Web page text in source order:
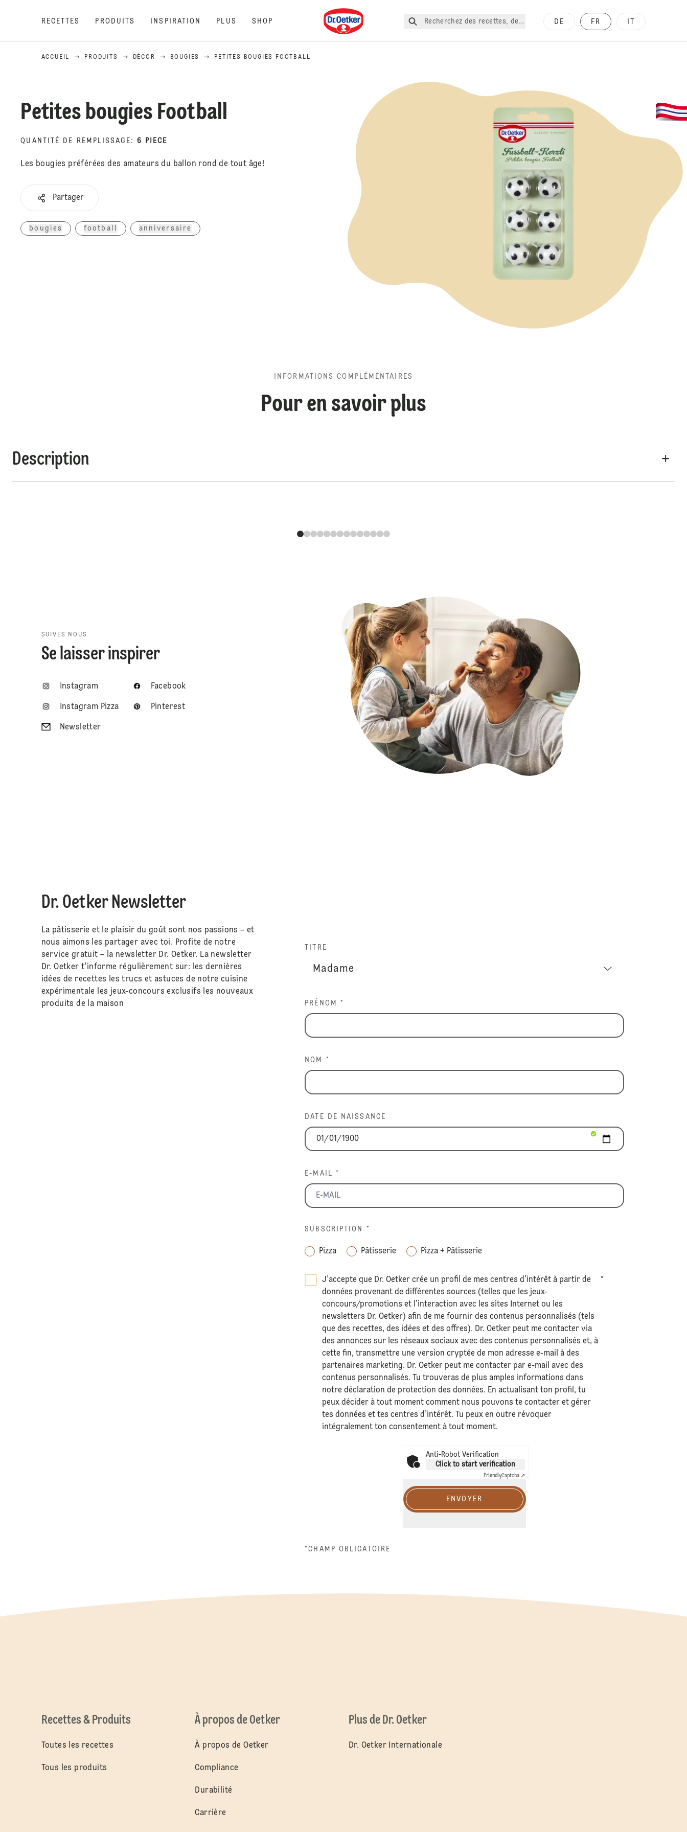
RECETTES PRODUITS INSPIRATION PLUS SHOP
Dr. Oetker
Recherchez des recettes, des produits, etc.
DE FR
ACCUEIL PRODUITS DÉCOR BOUGIES PETITES BOUGIES FOOTBALL
Petites bougies Football
QUANTITÉ DE REMPLISSAGE : 6 PIECE
Les bougies préférées des amateurs du ballon rond de tout âge!
Partager
bougies football anniversaire
INFORMATIONS COMPLÉMENTAIRES
Pour en savoir plus
Description
SUIVES NOUS
Se laisser inspirer
Instagram Facebook
Instagram Pizza Pinterest
Newsletter
Dr. Oetker Newsletter
La pâtisserie et le plaisir du goût sont nos passions – et
nous aimons les partager avec toi. Profite de notre
service gratuit – la newsletter Dr. Oetker. La newsletter
Dr. Oetker t'informe régulièrement sur: les dernières
idées de recettes les trucs et astuces de notre cuisine
expérimentale les jeux-concours exclusifs les nouveaux
produits de la maison
TITRE
PRÉNOM *
NOM *
DATE DE NAISSANCE
E-MAIL *
SUBSCRIPTION *
Pizza Pâtisserie Pizza + Pâtisserie
J’accepte que Dr. Oetker crée un profil de mes centres d’intérêt à partir de
données provenant de différentes sources (telles que les jeux-
concours/promotions et l’interaction avec les sites Internet ou les
newsletters Dr. Oetker) afin de me fournir des contenus personnalisés (tels
que des recettes, des idées et des offres). Dr. Oetker peut me contacter via
des annonces sur les réseaux sociaux avec des contenus personnalisés et, à
cette fin, transmettre une version cryptée de mon adresse e-mail à des
partenaires marketing. Dr. Oetker peut me contacter par e-mail avec des
contenus personnalisés. Tu trouveras de plus amples informations dans
notre déclaration deprotection des données. En actualisant ton profil, tu
peux décider à tout moment comment nous pouvons te contacter et gérer
tes données et tes centres d’intérêt. Tu peux en outre révoquer
intégralement ton consentement à tout moment.
*
Anti-Robot Verification
Click to start verification
FriendlyCaptcha ⇗
ENVOYER
*CHAMP OBLIGATOIRE
Recettes & Produits À propos de Oetker Plus de Dr. Oetker
Toutes les recettes
Tous les produits
À propos de Oetker
Compliance
Durabilité
Carrière
Dr. Oetker Internationale